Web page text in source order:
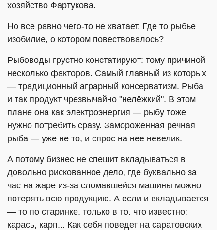
хозяйство Фартукова.
Но все равно чего-то не хватает. Где то рыбье
изобилие, о котором повествовалось?
Рыбоводы грустно констатируют: тому причиной
несколько факторов. Самый главный из которых
— традиционный аграрный консерватизм. Рыба
и так продукт чрезвычайно "нелёжкий". В этом
плане она как электроэнергия — рыбу тоже
нужно потребить сразу. Замороженная речная
рыба — уже не то, и спрос на нее невелик.
А потому бизнес не спешит вкладываться в
довольно рискованное дело, где буквально за
час на жаре из-за сломавшейся машины можно
потерять всю продукцию. А если и вкладывается
— то по старинке, только в то, что известно:
карась, карп... Как себя поведет на саратовских